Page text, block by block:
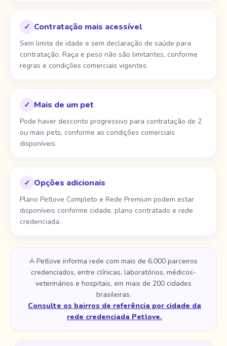
✓ Contratação mais acessível
Sem limite de idade e sem declaração de saúde para
contratação. Raça e peso não são limitantes, conforme
regras e condições comerciais vigentes.
✓ Mais de um pet
Pode haver desconto progressivo para contratação de 2
ou mais pets, conforme as condições comerciais
disponíveis.
✓ Opções adicionais
Plano Petlove Completo e Rede Premium podem estar
disponíveis conforme cidade, plano contratado e rede
credenciada.
A Petlove informa rede com mais de 6.000 parceiros
credenciados, entre clínicas, laboratórios, médicos-
veterinários e hospitais, em mais de 200 cidades
brasileiras.
Consulte os bairros de referência por cidade da
rede credenciada Petlove.